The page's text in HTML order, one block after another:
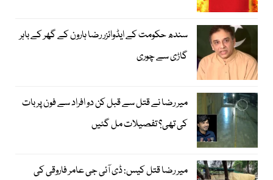
سندھ حکومت کے ایڈوائزر رضا ہارون کے گھر کے باہر
گاڑی سے چوری
میر رضا نے قتل سے قبل کن دو افراد سے فون پر بات
کی تھی؟ تفصیلات مل گئیں
میر رضا قتل کیس: ڈی آئی جی عامر فاروقی کی